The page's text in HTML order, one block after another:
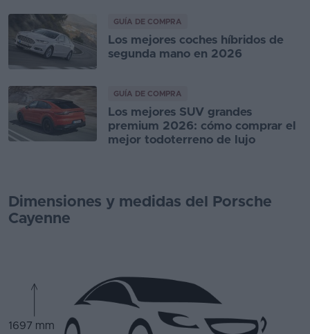
GUÍA DE COMPRA
Los mejores coches híbridos de
segunda mano en 2026
GUÍA DE COMPRA
Los mejores SUV grandes
premium 2026: cómo comprar el
mejor todoterreno de lujo
Dimensiones y medidas del Porsche
Cayenne
1697 mm